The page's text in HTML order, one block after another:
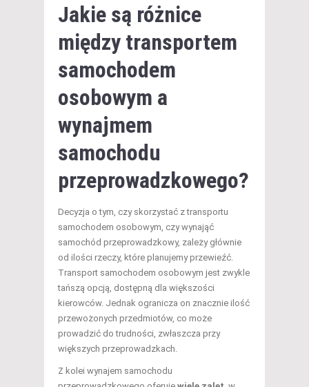
Jakie są różnice
między transportem
samochodem
osobowym a
wynajmem
samochodu
przeprowadzkowego?
Decyzja o tym, czy skorzystać z transportu
samochodem osobowym, czy wynająć
samochód przeprowadzkowy, zależy głównie
od ilości rzeczy, które planujemy przewieźć.
Transport samochodem osobowym jest zwykle
tańszą opcją, dostępną dla większości
kierowców. Jednak ogranicza on znacznie ilość
przewożonych przedmiotów, co może
prowadzić do trudności, zwłaszcza przy
większych przeprowadzkach.
Z kolei wynajem samochodu